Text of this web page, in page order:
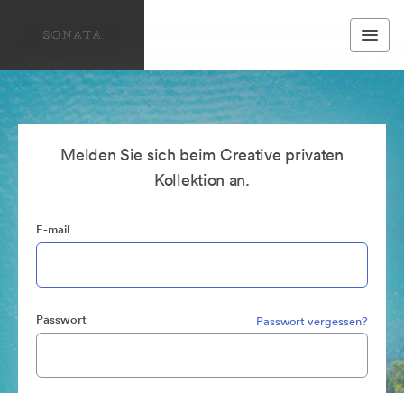
Melden Sie sich beim Creative privaten
Kollektion an.
E-mail
Passwort Passwort vergessen?